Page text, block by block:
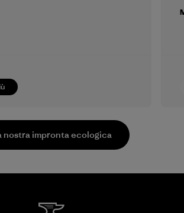
nostra impronta ecologica